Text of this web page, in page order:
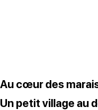
Au cœur des
Un petit village au